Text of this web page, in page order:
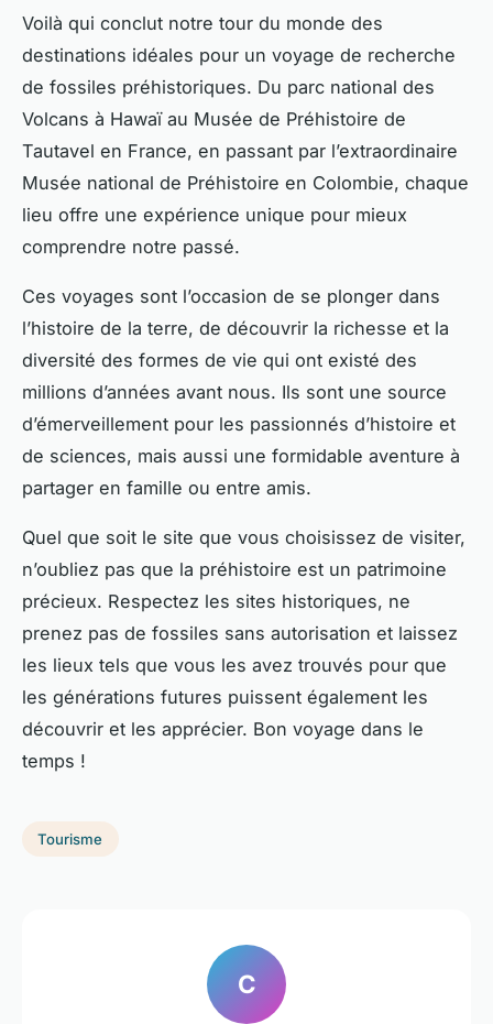
Voilà qui conclut notre tour du monde des
destinations idéales pour un voyage de recherche
de fossiles préhistoriques. Du parc national des
Volcans à Hawaï au Musée de Préhistoire de
Tautavel en France, en passant par l’extraordinaire
Musée national de Préhistoire en Colombie, chaque
lieu offre une expérience unique pour mieux
comprendre notre passé.
Ces voyages sont l’occasion de se plonger dans
l’histoire de la terre, de découvrir la richesse et la
diversité des formes de vie qui ont existé des
millions d’années avant nous. Ils sont une source
d’émerveillement pour les passionnés d’histoire et
de sciences, mais aussi une formidable aventure à
partager en famille ou entre amis.
Quel que soit le site que vous choisissez de visiter,
n’oubliez pas que la préhistoire est un patrimoine
précieux. Respectez les sites historiques, ne
prenez pas de fossiles sans autorisation et laissez
les lieux tels que vous les avez trouvés pour que
les générations futures puissent également les
découvrir et les apprécier. Bon voyage dans le
temps !
Tourisme
C